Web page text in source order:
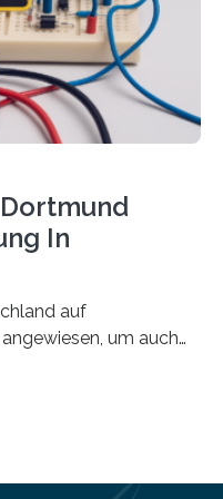
Im
Neue
rasch in die
In
auf
um auch
Batteriezellen,